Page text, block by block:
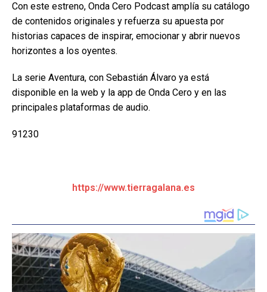
Con este estreno, Onda Cero Podcast amplía su catálogo
de contenidos originales y refuerza su apuesta por
historias capaces de inspirar, emocionar y abrir nuevos
horizontes a los oyentes.
La serie Aventura, con Sebastián Álvaro ya está
disponible en la web y la app de Onda Cero y en las
principales plataformas de audio.
91230
https://www.tierragalana.es